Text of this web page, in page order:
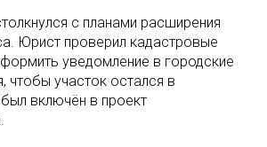
с планами расширения
Юрист проверил кадастровые
уведомление в городские
чтобы участок остался в
включён в проект